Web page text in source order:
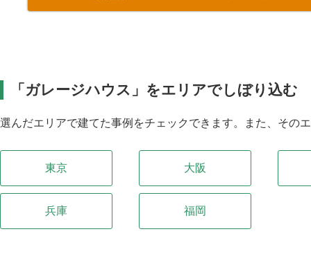
「ガレージハウス」をエリアでしぼり込む
選んだエリアで建てた事例をチェックできます。また、その
東京 大阪
兵庫 福岡